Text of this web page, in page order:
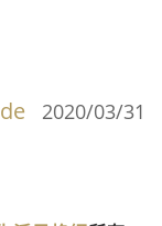
2020/03/31